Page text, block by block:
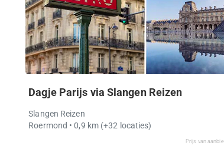
Dagje Parijs via Slangen Reizen
Slangen Reizen
Roermond • 0,9 km(+32 locaties)
Prijs van